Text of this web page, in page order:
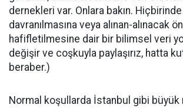
dernekleri var. Onlara bakın.
davranılmasına veya alınan-alınacak
hafifletilmesine dair bir bilimsel veri
değişir ve coşkuyla paylaşırız, hatta
beraber.)
Normal koşullarda İstanbul gibi